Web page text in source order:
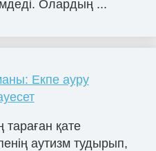
Олардың ...
Екпе ауру
қате
аутизм тудырып,